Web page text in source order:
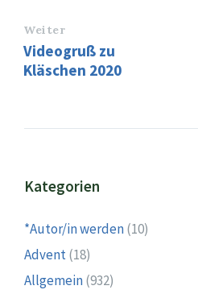
Weiter
Videogruß zu
Kläschen 2020
Kategorien
*Autor/in werden(10)
Advent(18)
Allgemein(932)